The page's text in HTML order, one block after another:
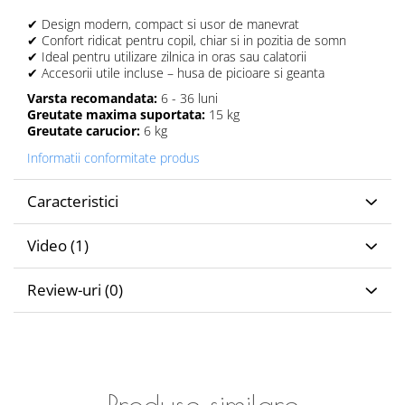
✔ Design modern, compact si usor de manevrat
✔ Confort ridicat pentru copil, chiar si in pozitia de somn
✔ Ideal pentru utilizare zilnica in oras sau calatorii
✔ Accesorii utile incluse – husa de picioare si geanta
Varsta recomandata: 6 - 36 luni
Greutate maxima suportata: 15 kg
Greutate carucior: 6 kg
Informatii conformitate produs
Caracteristici
Video(1)
Review-uri (0)